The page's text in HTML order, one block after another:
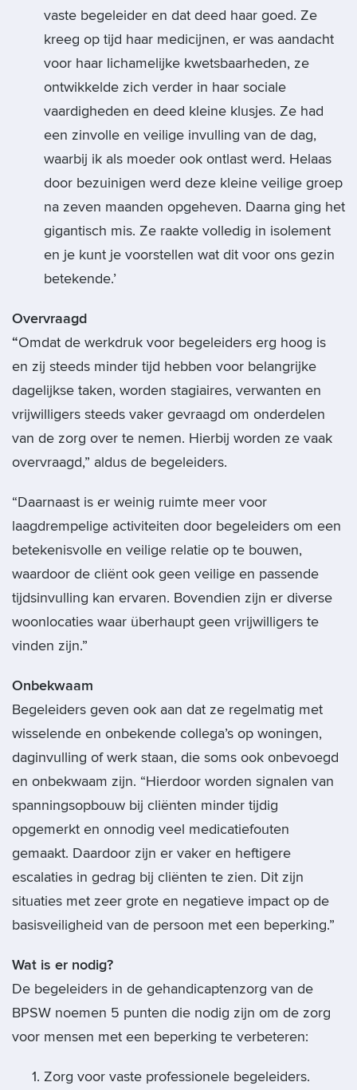
vaste begeleider en dat deed haar goed. Ze
kreeg op tijd haar medicijnen, er was aandacht
voor haar lichamelijke kwetsbaarheden, ze
ontwikkelde zich verder in haar sociale
vaardigheden en deed kleine klusjes. Ze had
een zinvolle en veilige invulling van de dag,
waarbij ik als moeder ook ontlast werd. Helaas
door bezuinigen werd deze kleine veilige groep
na zeven maanden opgeheven. Daarna ging het
gigantisch mis. Ze raakte volledig in isolement
en je kunt je voorstellen wat dit voor ons gezin
betekende.’
Overvraagd
“Omdat de werkdruk voor begeleiders erg hoog is
en zij steeds minder tijd hebben voor belangrijke
dagelijkse taken, worden stagiaires, verwanten en
vrijwilligers steeds vaker gevraagd om onderdelen
van de zorg over te nemen. Hierbij worden ze vaak
overvraagd,” aldus de begeleiders.
“Daarnaast is er weinig ruimte meer voor
laagdrempelige activiteiten door begeleiders om een
betekenisvolle en veilige relatie op te bouwen,
waardoor de cliënt ook geen veilige en passende
tijdsinvulling kan ervaren. Bovendien zijn er diverse
woonlocaties waar überhaupt geen vrijwilligers te
vinden zijn.”
Onbekwaam
Begeleiders geven ook aan dat ze regelmatig met
wisselende en onbekende collega’s op woningen,
daginvulling of werk staan, die soms ook onbevoegd
en onbekwaam zijn. “Hierdoor worden signalen van
spanningsopbouw bij cliënten minder tijdig
opgemerkt en onnodig veel medicatiefouten
gemaakt. Daardoor zijn er vaker en heftigere
escalaties in gedrag bij cliënten te zien. Dit zijn
situaties met zeer grote en negatieve impact op de
basisveiligheid van de persoon met een beperking.”
Wat is er nodig?
De begeleiders in de gehandicaptenzorg van de
BPSW noemen 5 punten die nodig zijn om de zorg
voor mensen met een beperking te verbeteren:
Zorg voor vaste professionele begeleiders.